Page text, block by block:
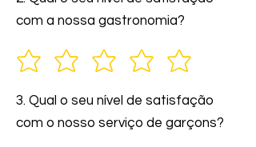
com a nossa gastronomia?
3. Qual o seu nível de satisfação
com o nosso serviço de garçons?